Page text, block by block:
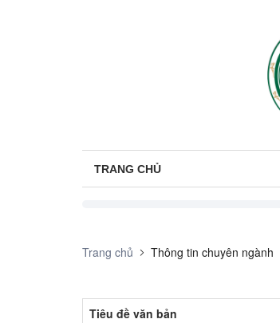
TRANG CHỦ
Trang chủ Thông tin chuyên ngành
Tiêu đề văn bản